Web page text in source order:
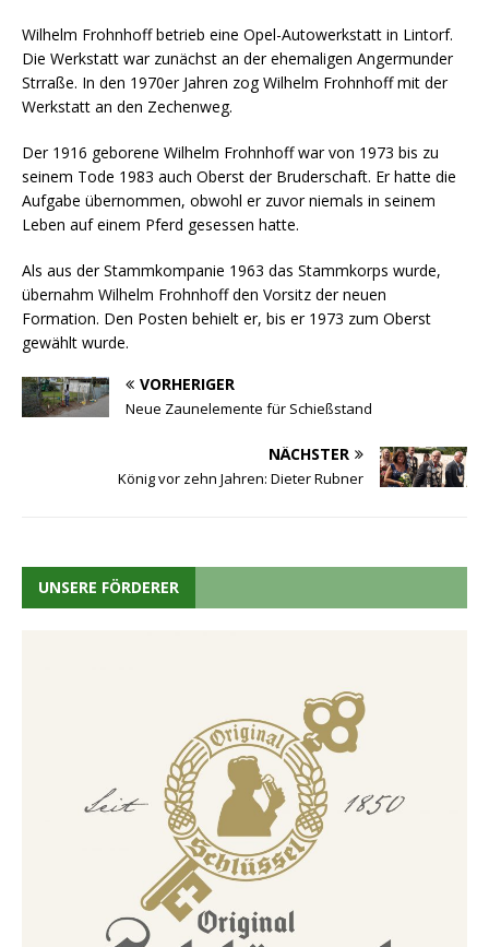
Wilhelm Frohnhoff betrieb eine Opel-Autowerkstatt in Lintorf.
Die Werkstatt war zunächst an der ehemaligen Angermunder
Strraße. In den 1970er Jahren zog Wilhelm Frohnhoff mit der
Werkstatt an den Zechenweg.
Der 1916 geborene Wilhelm Frohnhoff war von 1973 bis zu
seinem Tode 1983 auch Oberst der Bruderschaft. Er hatte die
Aufgabe übernommen, obwohl er zuvor niemals in seinem
Leben auf einem Pferd gesessen hatte.
Als aus der Stammkompanie 1963 das Stammkorps wurde,
übernahm Wilhelm Frohnhoff den Vorsitz der neuen
Formation. Den Posten behielt er, bis er 1973 zum Oberst
gewählt wurde.
VORHERIGER
Neue Zaunelemente für Schießstand
NÄCHSTER
König vor zehn Jahren: Dieter Rubner
UNSERE FÖRDERER